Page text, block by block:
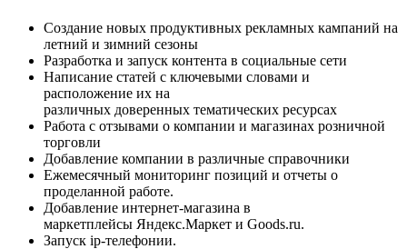
Создание новых продуктивных рекламных кампаний на
летний и зимний сезоны
Разработка и запуск контента в социальные сети
Написание статей с ключевыми словами и
расположение их на
различных доверенных тематических ресурсах
Работа с отзывами о компании и магазинах розничной
торговли
Добавление компании в различные справочники
Ежемесячный мониторинг позиций и отчеты о
проделанной работе.
Добавление интернет-магазина в
маркетплейсы Яндекс.Маркет и Goods.ru.
Запуск ip-телефонии.